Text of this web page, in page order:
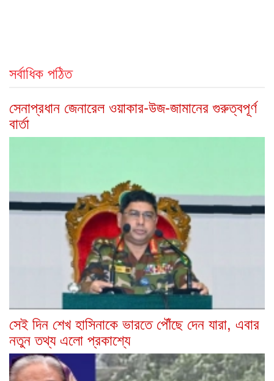
সর্বাধিক পঠিত
সেনাপ্রধান জেনারেল ওয়াকার-উজ-জামানের গুরুত্বপূর্ণ
বার্তা
সেই দিন শেখ হাসিনাকে ভারতে পৌঁছে দেন যারা, এবার
নতুন তথ্য এলো প্রকাশ্যে